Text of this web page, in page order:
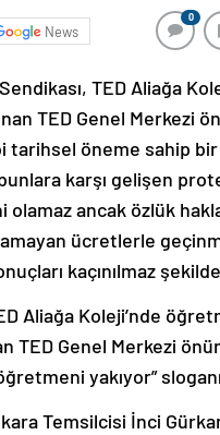
News
0
TED Aliağa
TED Genel Merkezi
tarihsel öneme sahip
karşı gelişen
ancak özlük
ücretlerle
kaçınılmaz
Aliağa Koleji’nde
Genel Merkezi
yakıyor”
Temsilcisi İnci